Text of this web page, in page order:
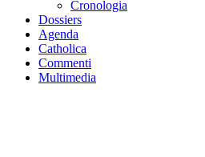
Cronologia
Dossiers
Agenda
Catholica
Commenti
Multimedia